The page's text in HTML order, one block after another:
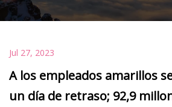
Jul 27, 2023
A los empleados amarillos
un día de retraso; 92,9